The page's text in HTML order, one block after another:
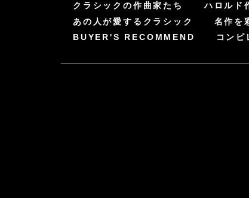
クラシックの作曲家たち ハロルド
あの人が愛するクラシック
名作を
BUYER'S RECOMMEND
コンピ